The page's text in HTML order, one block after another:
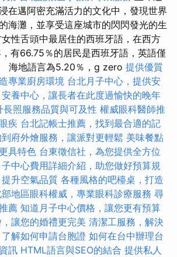
在邁阿密充滿活力的文化中，發現世界
海灘，並享受這座城市的閃閃發光的生
性舌頭中最居住的西班牙語，在西方
有66.75％的居民是西班牙語，英語僅
海地語言為5.20％，g zero 提供優質
專業廚房環境 台北月子中心，提供安
安養中心，讓長者在此度過愉快的晚年
照服務品質與可及性 權威眼科醫師推
疾 台北記帳士推薦，找到最合適的記
府外燴服務，讓派對更輕鬆 美味餐點
具特色 台東徵信社，為您提供全方位
子中心費用詳細介紹，助您做好預算規
升空氣品質 各種風格的吧檯桌，打造
地區眼科權威，專業眼科診療服務 尋
薦 知道月子中心價格，讓您更有預算
讓您的婚禮更完美 清潔工服務，解決
了解如何申請台胞證 如何在台中辦理台
訊 HTML語言與SEO的結合 提供私人